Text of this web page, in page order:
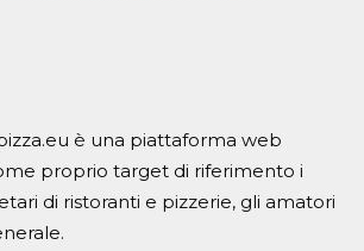
è una piattaforma web
proprio target di riferimento i
di ristoranti e pizzerie, gli amatori